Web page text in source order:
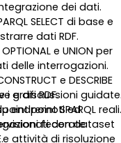
dei dati.
SELECT di base e
dati RDF.
OPTIONAL e UNION per
delle interrogazioni.
e DESCRIBE
grafi RDF.
remoti ed
federate
e discussioni guidate.
endpoint SPARQL reali.
con dataset
e attività di risoluzione